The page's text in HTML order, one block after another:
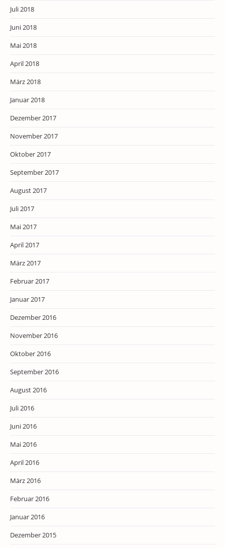
Juli 2018
Juni 2018
Mai 2018
April 2018
März 2018
Januar 2018
Dezember 2017
November 2017
Oktober 2017
September 2017
August 2017
Juli 2017
Mai 2017
April 2017
März 2017
Februar 2017
Januar 2017
Dezember 2016
November 2016
Oktober 2016
September 2016
August 2016
Juli 2016
Juni 2016
Mai 2016
April 2016
März 2016
Februar 2016
Januar 2016
Dezember 2015